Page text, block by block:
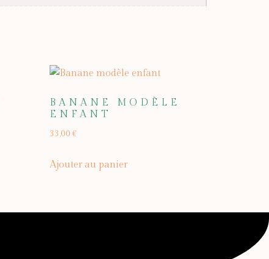
BANANE MODÈLE
ENFANT
33,00€
Ajouter au panier